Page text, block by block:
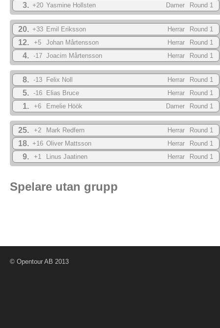
3. +20 Yasmine Hollsten Round 1
Damer
20. +33 Emil Eriksson Round 1
Herrar
12. +5 Johan Mårtensson Round 1
Herrar
4. -17 Joacim Mårtensson Round 1
Herrar
8. -13 Felix Noll Round 1
Herrar
5. -16 Elias Bruce Round 1
Herrar
1. +6 Emelie Höök Round 1
Damer
25. +2 Mark Redfern Round 1
Herrar
18. +16 Oliver Mattsson Round 1
Herrar
9. +1 Linus Jaatinen Round 1
Herrar
Spelare utan grupp
© Opentour AB 2013